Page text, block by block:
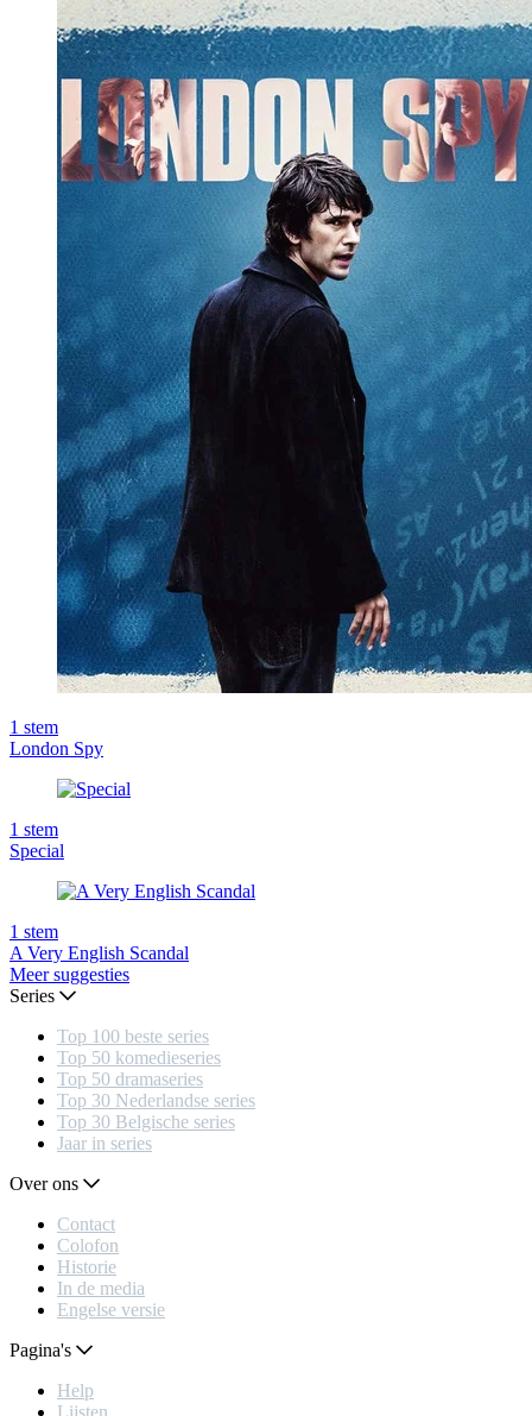
1 stem
London Spy
1 stem
Special
1 stem
A Very English Scandal
Meer suggesties
Series
Top 100 beste series
Top 50 komedieseries
Top 50 dramaseries
Top 30 Nederlandse series
Top 30 Belgische series
Jaar in series
Over ons
Contact
Colofon
Historie
In de media
Engelse versie
Pagina's
Help